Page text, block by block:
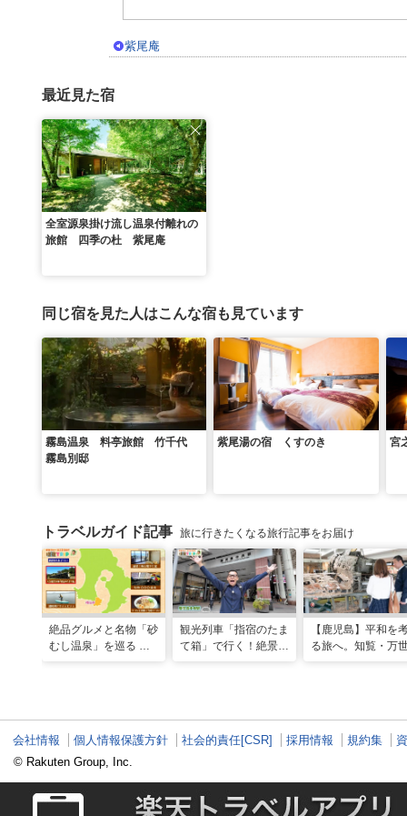
紫尾庵
最近見た宿
全室源泉掛け流し温泉付離れの
旅館 四季の杜 紫尾庵
同じ宿を見た人はこんな宿も見ています
霧島温泉 料亭旅館 竹千代
霧島別邸
紫尾湯の宿 くすのき 宮
トラベルガイド記事 旅に行きたくなる旅行記事をお届け
絶品グルメと名物「砂
むし温泉」を巡る 心
観光列車「指宿のたま
て箱」で行く！絶景グ
【鹿児島】平和を
る旅へ。知覧・万
会社情報 個人情報保護方針 社会的責任[CSR] 採用情報 規約集
© Rakuten Group, Inc.